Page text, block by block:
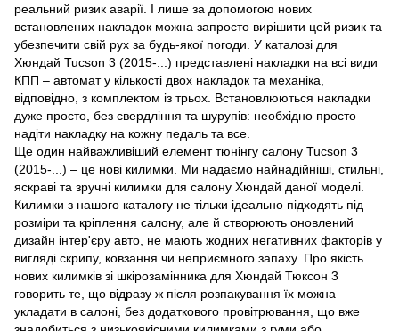
реальний ризик аварії. І лише за допомогою нових
встановлених накладок можна запросто вирішити цей ризик та
убезпечити свій рух за будь-якої погоди. У каталозі для
Хюндай Tucson 3 (2015-...) представлені накладки на всі види
КПП – автомат у кількості двох накладок та механіка,
відповідно, з комплектом із трьох. Встановлюються накладки
дуже просто, без свердління та шурупів: необхідно просто
надіти накладку на кожну педаль та все.
Ще один найважливіший елемент тюнінгу салону Tucson 3
(2015-...) – це нові килимки. Ми надаємо найнадійніші, стильні,
яскраві та зручні килимки для салону Хюндай даної моделі.
Килимки з нашого каталогу не тільки ідеально підходять під
розміри та кріплення салону, але й створюють оновлений
дизайн інтер'єру авто, не мають жодних негативних факторів у
вигляді скрипу, ковзання чи неприємного запаху. Про якість
нових килимків зі шкірозамінника для Хюндай Тюксон 3
говорить те, що відразу ж після розпакування їх можна
укладати в салоні, без додаткового провітрювання, що вже